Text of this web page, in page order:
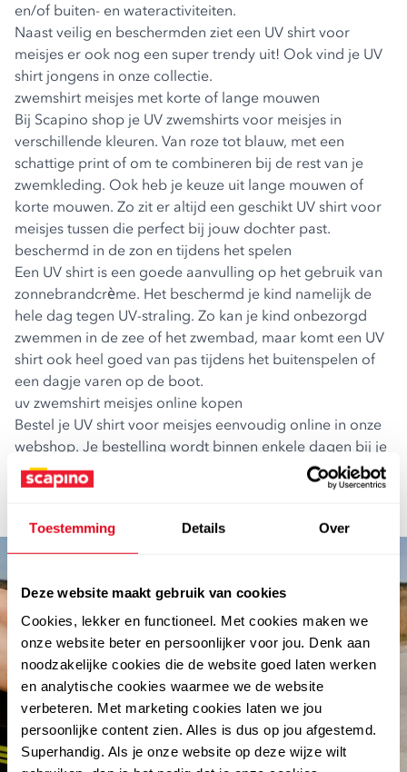
Toestemming Details Over
Deze website maakt gebruik van cookies
Cookies, lekker en functioneel. Met cookies maken we
onze website beter en persoonlijker voor jou. Denk aan
noodzakelijke cookies die de website goed laten werken
en analytische cookies waarmee we de website
verbeteren. Met marketing cookies laten we jou
persoonlijke content zien. Alles is dus op jou afgestemd.
Superhandig. Als je onze website op deze wijze wilt
en/of buiten- en wateractiviteiten.
Naast veilig en beschermden ziet een UV shirt voor
meisjes er ook nog een super trendy uit! Ook vind je UV
shirt jongens in onze collectie.
zwemshirt meisjes met korte of lange mouwen
Bij Scapino shop je UV zwemshirts voor meisjes in
verschillende kleuren. Van roze tot blauw, met een
schattige print of om te combineren bij de rest van je
zwemkleding. Ook heb je keuze uit lange mouwen of
korte mouwen. Zo zit er altijd een geschikt UV shirt voor
meisjes tussen die perfect bij jouw dochter past.
beschermd in de zon en tijdens het spelen
Een UV shirt is een goede aanvulling op het gebruik van
zonnebrandcrème. Het beschermd je kind namelijk de
hele dag tegen UV-straling. Zo kan je kind onbezorgd
zwemmen in de zee of het zwembad, maar komt een UV
shirt ook heel goed van pas tijdens het buitenspelen of
een dagje varen op de boot.
uv zwemshirt meisjes online kopen
Bestel je UV shirt voor meisjes eenvoudig online in onze
webshop. Je bestelling wordt binnen enkele dagen bij je
thuis bezorgd. Betaal je liever geen verzendkosten? Dan
kun je er ook voor kiezen om je pakketje af te halen bij
abonneer en win €100.-
shoptegoed